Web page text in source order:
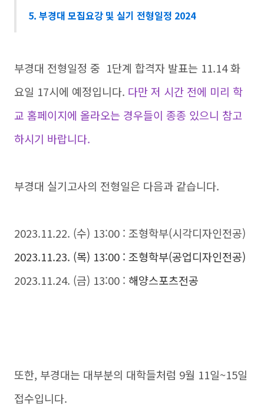
5. 부경대 모집요강 및 실기 전형일정 2024
부경대 전형일정 중 1단계 합격자 발표는 11.14 화
요일 17시에 예정입니다. 다만 저 시간 전에 미리 학
교 홈페이지에 올라오는 경우들이 종종 있으니 참고
하시기 바랍니다.
부경대 실기고사의 전형일은 다음과 같습니다.
2023.11.22. (수) 13:00 : 조형학부(시각디자인전공)
2023.11.23. (목) 13:00 : 조형학부(공업디자인전공)
2023.11.24. (금) 13:00 : 해양스포츠전공
또한, 부경대는 대부분의 대학들처럼 9월 11일~15일
접수입니다.